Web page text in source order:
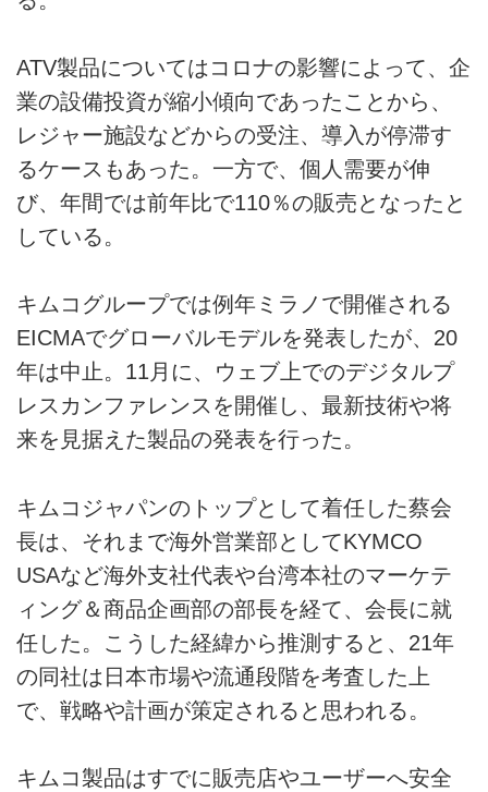
ATV製品についてはコロナの影響によって、企
業の設備投資が縮小傾向であったことから、
レジャー施設などからの受注、導入が停滞す
るケースもあった。一方で、個人需要が伸
び、年間では前年比で110％の販売となったと
している。
キムコグループでは例年ミラノで開催される
EICMAでグローバルモデルを発表したが、20
年は中止。11月に、ウェブ上でのデジタルプ
レスカンファレンスを開催し、最新技術や将
来を見据えた製品の発表を行った。
キムコジャパンのトップとして着任した蔡会
長は、それまで海外営業部としてKYMCO
USAなど海外支社代表や台湾本社のマーケテ
ィング＆商品企画部の部長を経て、会長に就
任した。こうした経緯から推測すると、21年
の同社は日本市場や流通段階を考査した上
で、戦略や計画が策定されると思われる。
キムコ製品はすでに販売店やユーザーへ安全